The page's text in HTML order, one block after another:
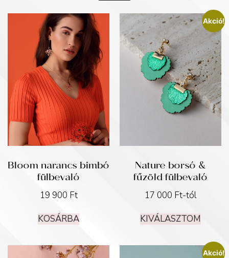
Bloom narancs bimbó
fülbevaló
19 900 Ft
KOSÁRBA
Akció!
Nature borsó &
fűzöld fülbevaló
17 000 Ft-tól
KIVÁLASZTOM
Akció!